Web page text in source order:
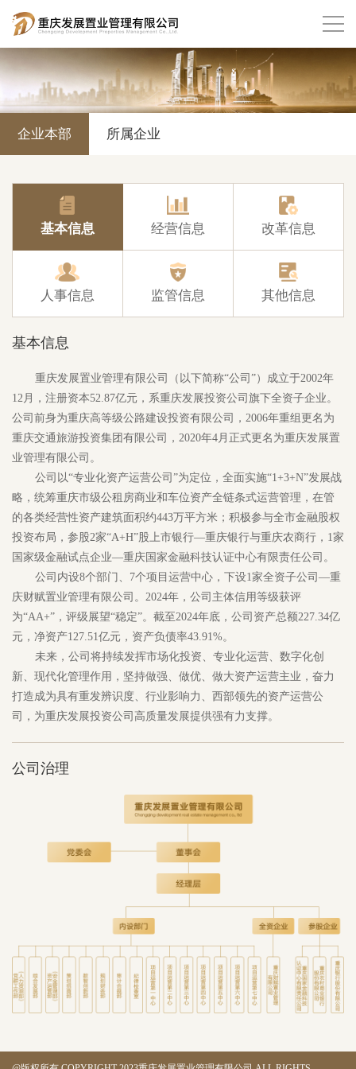
企业本部 所属企业
基本信息 经营信息 改革信息
人事信息 监管信息 其他信息
基本信息
重庆发展置业管理有限公司（以下简称“公司”）成立于2002年
12月，注册资本52.87亿元，系重庆发展投资公司旗下全资子企业。
公司前身为重庆高等级公路建设投资有限公司，2006年重组更名为
重庆交通旅游投资集团有限公司，2020年4月正式更名为重庆发展置
业管理有限公司。
公司以“专业化资产运营公司”为定位，全面实施“1+3+N”发展战
略，统筹重庆市级公租房商业和车位资产全链条式运营管理，在管
的各类经营性资产建筑面积约443万平方米；积极参与全市金融股权
投资布局，参股2家“A+H”股上市银行—重庆银行与重庆农商行，1家
国家级金融试点企业—重庆国家金融科技认证中心有限责任公司。
公司内设8个部门、7个项目运营中心，下设1家全资子公司—重
庆财赋置业管理有限公司。2024年，公司主体信用等级获评
为“AA+”，评级展望“稳定”。截至2024年底，公司资产总额227.34亿
元，净资产127.51亿元，资产负债率43.91%。
未来，公司将持续发挥市场化投资、专业化运营、数字化创
新、现代化管理作用，坚持做强、做优、做大资产运营主业，奋力
打造成为具有重发辨识度、行业影响力、西部领先的资产运营公
司，为重庆发展投资公司高质量发展提供强有力支撑。
公司治理